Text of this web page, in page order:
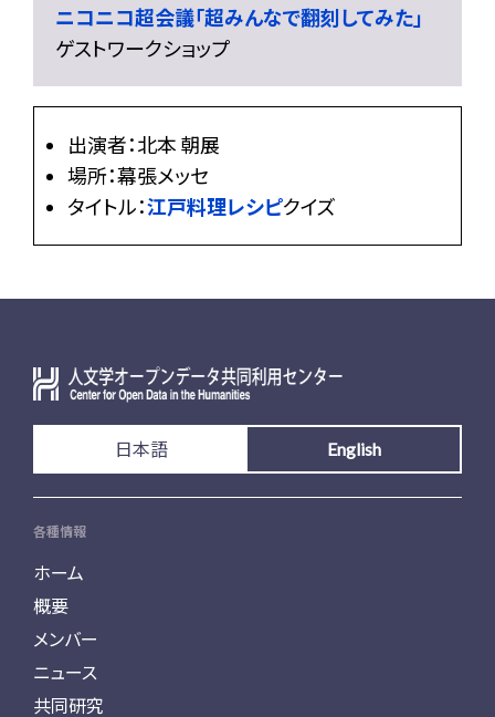
ニコニコ超会議「超みんなで翻刻してみた」
ゲストワークショップ
出演者：北本 朝展
場所：幕張メッセ
タイトル：江戸料理レシピクイズ
日本語 English
各種情報
ホーム
概要
メンバー
ニュース
共同研究